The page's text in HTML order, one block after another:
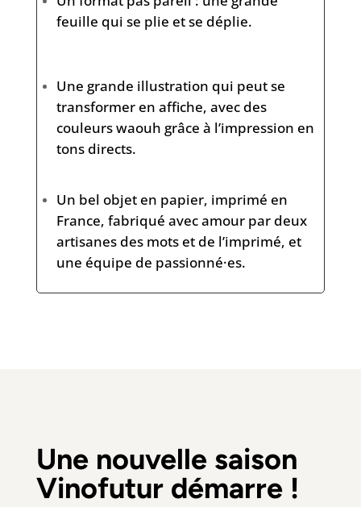
feuille qui se plie et se déplie.
Une grande illustration qui peut se
transformer en affiche, avec des
couleurs waouh grâce à l’impression en
tons directs.
Un bel objet en papier, imprimé en
France, fabriqué avec amour par deux
artisanes des mots et de l’imprimé, et
une équipe de passionné·es.
Une nouvelle saison
Vinofutur démarre !